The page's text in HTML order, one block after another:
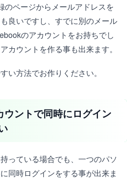
のページからメールアドレスを
良いですし、すでに別のメール
のアカウントをお持ちでし
カウントを作る事も出来ます。
い方法でお作りください。
ントで同時にログイン
っている場合でも、一つのパソ
同時ログインをする事が出来ま